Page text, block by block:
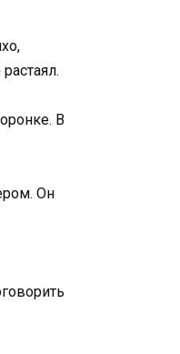
В
Он